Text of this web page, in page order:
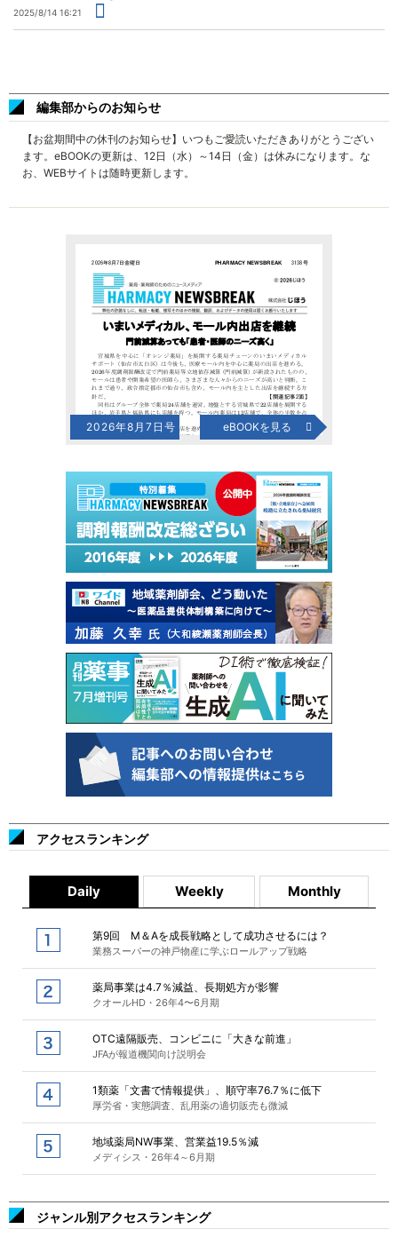
2025/8/14 16:21
編集部からのお知らせ
【お盆期間中の休刊のお知らせ】いつもご愛読いただきありがとうござい
ます。eBOOKの更新は、12日（水）～14日（金）は休みになります。な
お、WEBサイトは随時更新します。
2026年8月7日号 eBOOKを見る
アクセスランキング
Daily Weekly Monthly
第9回 M＆Aを成長戦略として成功させるには？
業務スーパーの神戸物産に学ぶロールアップ戦略
薬局事業は4.7％減益、長期処方が影響
クオールHD・26年4〜6月期
OTC遠隔販売、コンビニに「大きな前進」
JFAが報道機関向け説明会
1類薬「文書で情報提供」、順守率76.7％に低下
厚労省・実態調査、乱用薬の適切販売も微減
地域薬局NW事業、営業益19.5％減
メディシス・26年4～6月期
ジャンル別アクセスランキング